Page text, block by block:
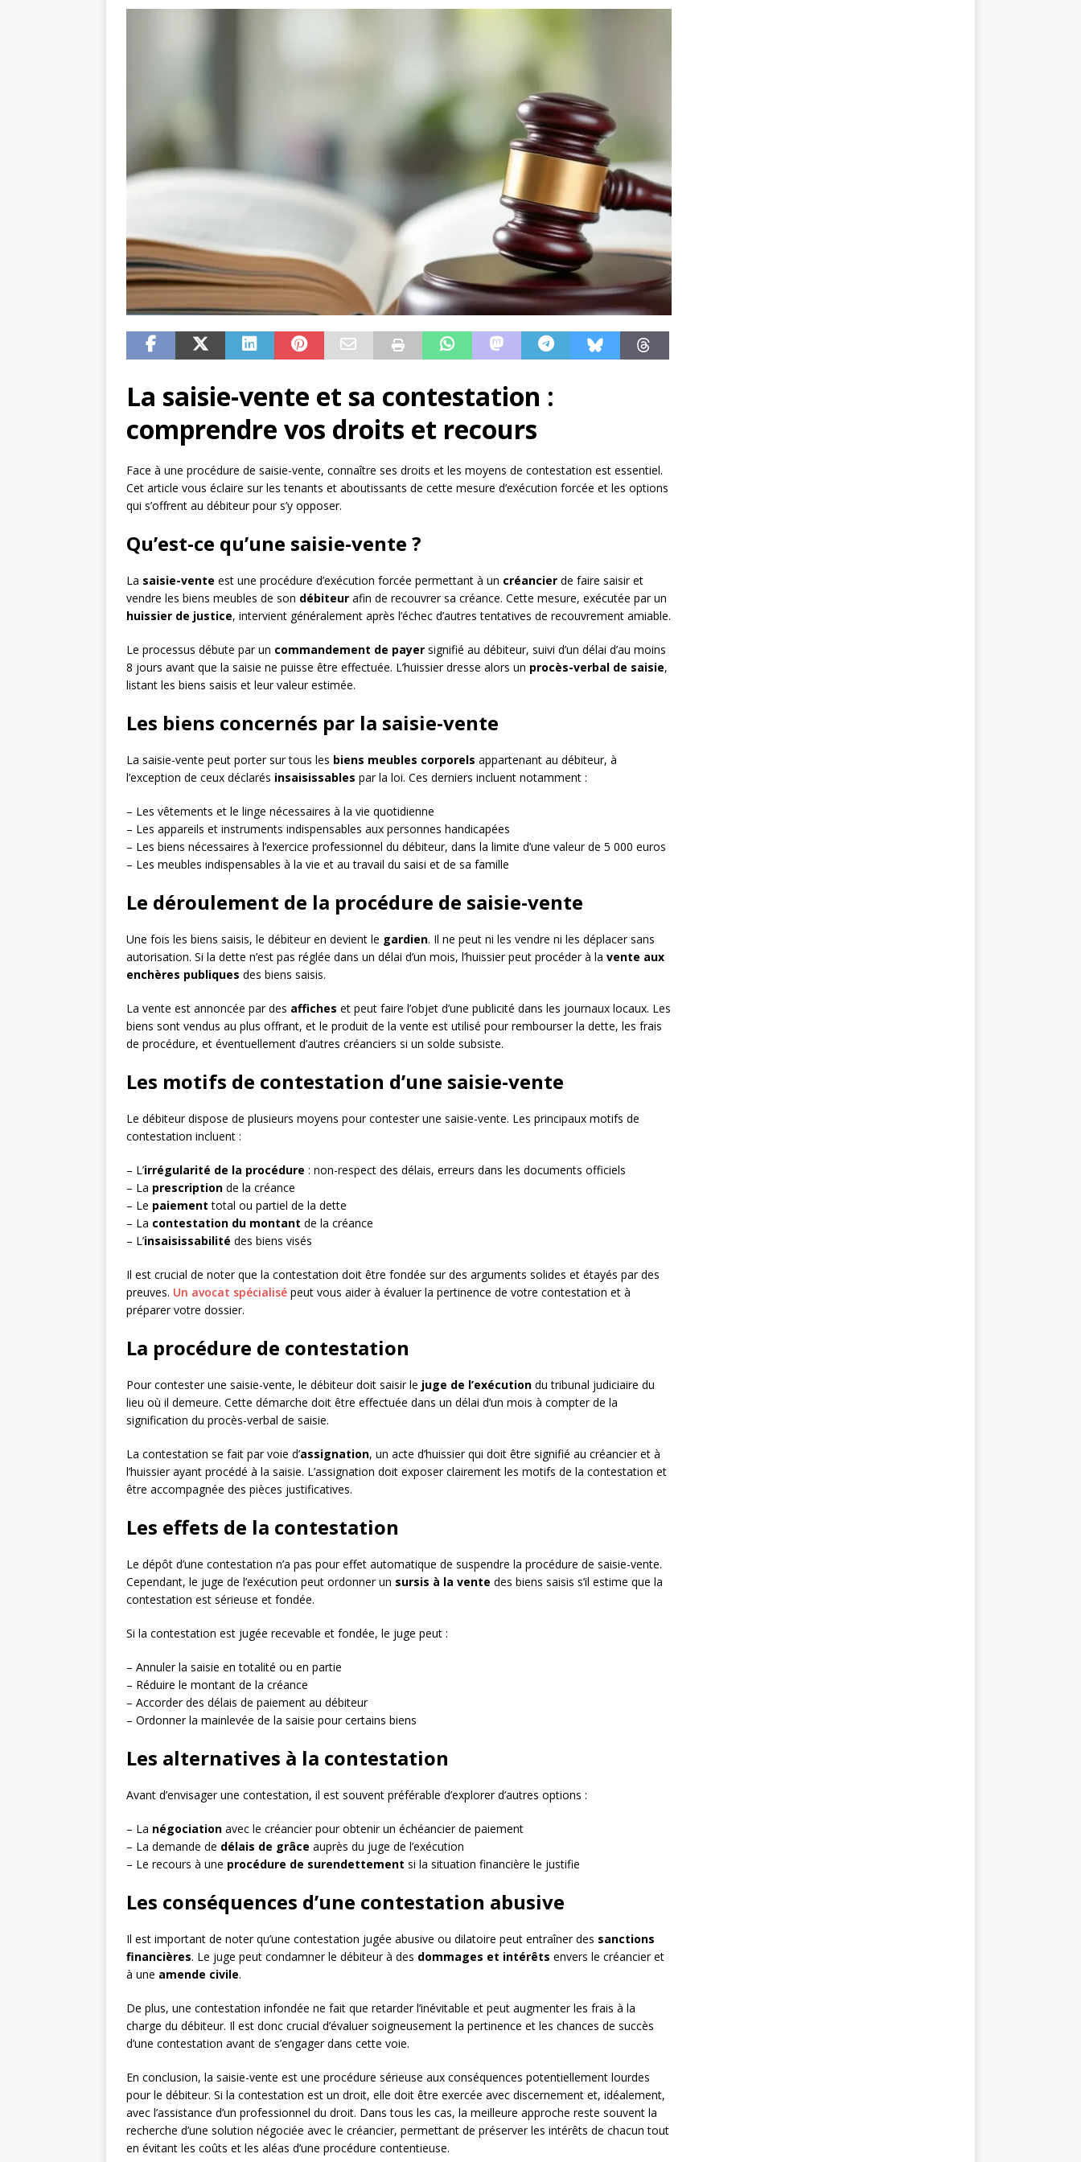
La saisie-vente et sa contestation :
comprendre vos droits et recours
Face à une procédure de saisie-vente, connaître ses droits et les moyens de contestation est essentiel.
Cet article vous éclaire sur les tenants et aboutissants de cette mesure d’exécution forcée et les options
qui s’offrent au débiteur pour s’y opposer.
Qu’est-ce qu’une saisie-vente ?
La saisie-vente est une procédure d’exécution forcée permettant à un créancier de faire saisir et
vendre les biens meubles de son débiteur afin de recouvrer sa créance. Cette mesure, exécutée par un
huissier de justice, intervient généralement après l’échec d’autres tentatives de recouvrement amiable.
Le processus débute par un commandement de payer signifié au débiteur, suivi d’un délai d’au moins
8 jours avant que la saisie ne puisse être effectuée. L’huissier dresse alors un procès-verbal de saisie,
listant les biens saisis et leur valeur estimée.
Les biens concernés par la saisie-vente
La saisie-vente peut porter sur tous les biens meubles corporels appartenant au débiteur, à
l’exception de ceux déclarés insaisissables par la loi. Ces derniers incluent notamment :
– Les vêtements et le linge nécessaires à la vie quotidienne
– Les appareils et instruments indispensables aux personnes handicapées
– Les biens nécessaires à l’exercice professionnel du débiteur, dans la limite d’une valeur de 5 000 euros
– Les meubles indispensables à la vie et au travail du saisi et de sa famille
Le déroulement de la procédure de saisie-vente
Une fois les biens saisis, le débiteur en devient le gardien. Il ne peut ni les vendre ni les déplacer sans
autorisation. Si la dette n’est pas réglée dans un délai d’un mois, l’huissier peut procéder à la vente aux
enchères publiques des biens saisis.
La vente est annoncée par des affiches et peut faire l’objet d’une publicité dans les journaux locaux. Les
biens sont vendus au plus offrant, et le produit de la vente est utilisé pour rembourser la dette, les frais
de procédure, et éventuellement d’autres créanciers si un solde subsiste.
Les motifs de contestation d’une saisie-vente
Le débiteur dispose de plusieurs moyens pour contester une saisie-vente. Les principaux motifs de
contestation incluent :
– L’irrégularité de la procédure : non-respect des délais, erreurs dans les documents officiels
– La prescription de la créance
– Le paiement total ou partiel de la dette
– La contestation du montant de la créance
– L’insaisissabilité des biens visés
Il est crucial de noter que la contestation doit être fondée sur des arguments solides et étayés par des
preuves. Un avocat spécialisé peut vous aider à évaluer la pertinence de votre contestation et à
préparer votre dossier.
La procédure de contestation
Pour contester une saisie-vente, le débiteur doit saisir le juge de l’exécution du tribunal judiciaire du
lieu où il demeure. Cette démarche doit être effectuée dans un délai d’un mois à compter de la
signification du procès-verbal de saisie.
La contestation se fait par voie d’assignation, un acte d’huissier qui doit être signifié au créancier et à
l’huissier ayant procédé à la saisie. L’assignation doit exposer clairement les motifs de la contestation et
être accompagnée des pièces justificatives.
Les effets de la contestation
Le dépôt d’une contestation n’a pas pour effet automatique de suspendre la procédure de saisie-vente.
Cependant, le juge de l’exécution peut ordonner un sursis à la vente des biens saisis s’il estime que la
contestation est sérieuse et fondée.
Si la contestation est jugée recevable et fondée, le juge peut :
– Annuler la saisie en totalité ou en partie
– Réduire le montant de la créance
– Accorder des délais de paiement au débiteur
– Ordonner la mainlevée de la saisie pour certains biens
Les alternatives à la contestation
Avant d’envisager une contestation, il est souvent préférable d’explorer d’autres options :
– La négociation avec le créancier pour obtenir un échéancier de paiement
– La demande de délais de grâce auprès du juge de l’exécution
– Le recours à une procédure de surendettement si la situation financière le justifie
Les conséquences d’une contestation abusive
Il est important de noter qu’une contestation jugée abusive ou dilatoire peut entraîner des sanctions
financières. Le juge peut condamner le débiteur à des dommages et intérêts envers le créancier et
à une amende civile.
De plus, une contestation infondée ne fait que retarder l’inévitable et peut augmenter les frais à la
charge du débiteur. Il est donc crucial d’évaluer soigneusement la pertinence et les chances de succès
d’une contestation avant de s’engager dans cette voie.
En conclusion, la saisie-vente est une procédure sérieuse aux conséquences potentiellement lourdes
pour le débiteur. Si la contestation est un droit, elle doit être exercée avec discernement et, idéalement,
avec l’assistance d’un professionnel du droit. Dans tous les cas, la meilleure approche reste souvent la
recherche d’une solution négociée avec le créancier, permettant de préserver les intérêts de chacun tout
en évitant les coûts et les aléas d’une procédure contentieuse.